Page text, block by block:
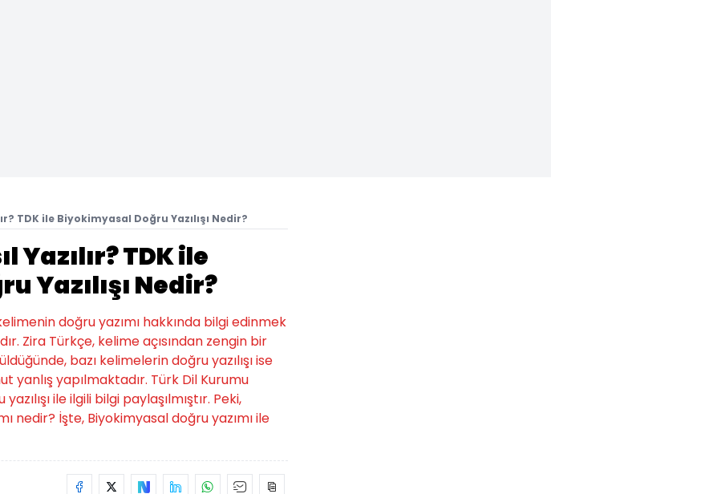
TDK ile Biyokimyasal Doğru Yazılışı Nedir?
TDK ile
Yazılışı Nedir?
doğru yazımı hakkında bilgi edinmek
Zira Türkçe, kelime açısından zengin bir
bazı kelimelerin doğru yazılışı ise
yanlış yapılmaktadır. Türk Dil Kurumu
ile ilgili bilgi paylaşılmıştır. Peki,
nedir? İşte, Biyokimyasal doğru yazımı ile